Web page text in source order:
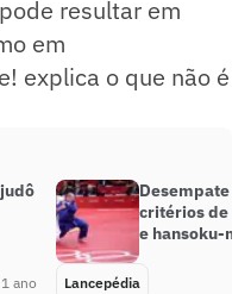
resultar em
em
explica o que não é
ano
Desempate
critérios de
e hansoku-
Lancepédia